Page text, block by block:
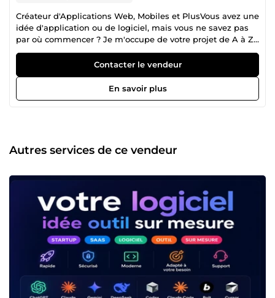
Créateur d'Applications Web, Mobiles et PlusVous avez une
idée d'application ou de logiciel, mais vous ne savez pas
par où commencer ? Je m'occupe de votre projet de A à Z :
analyse de vos besoins, développement, base de données,
interface utilisateur, API, intelligence artificielle,
déploiement et mise en ligne. Je développe des
applications web, mobiles et des logiciels sur mesure avec
un code propre, performant, sécurisé et facile à faire
Contacter le vendeur
En savoir plus
Autres services de ce vendeur